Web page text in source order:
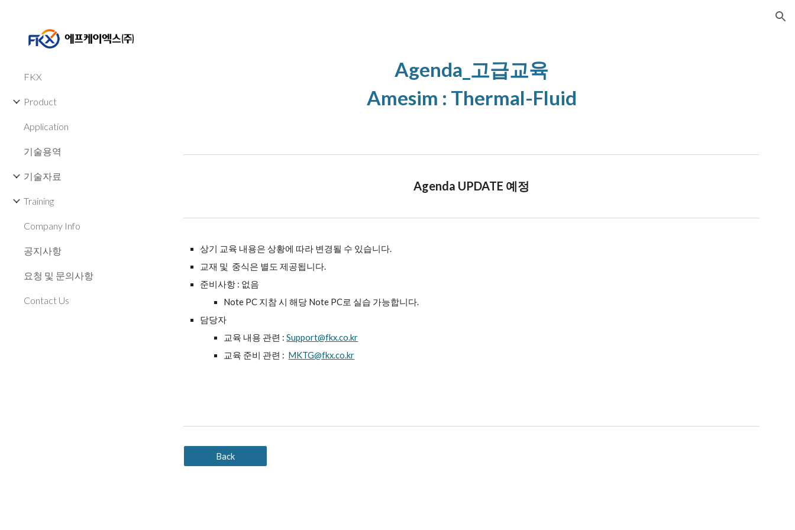
FKX
Product
Application
기술용역
기술자료
Training
Company Info
공지사항
요청 및 문의사항
Contact Us
Agenda_고급교육
Amesim : Thermal-Fluid
Agenda UPDATE 예정
상기 교육 내용은 상황에 따라 변경될 수 있습니다.
교재 및 중식은 별도 제공됩니다.
준비사항 : 없음
Note PC 지참 시 해당 Note PC로 실습 가능합니다.
담당자
교육 내용 관련 :Support@fkx.co.kr
교육 준비 관련 : MKTG@fkx.co.kr
Back